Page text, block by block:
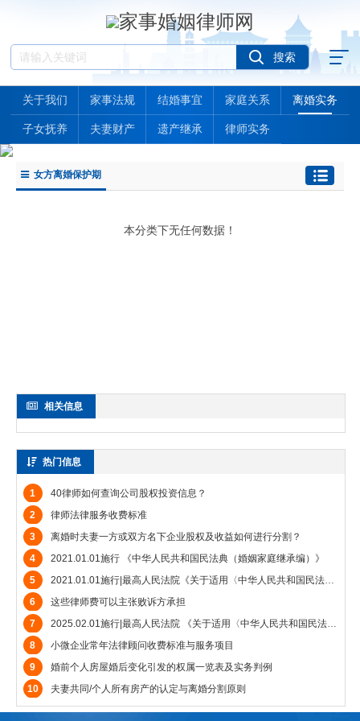
关于我们 家事法规 结婚事宜 家庭关系 离婚实务
子女抚养 夫妻财产 遗产继承 律师实务
女方离婚保护期
本分类下无任何数据！
相关信息
热门信息
1
40律师如何查询公司股权投资信息？
2
律师法律服务收费标准
3
离婚时夫妻一方或双方名下企业股权及收益如何进行分割？
4
2021.01.01施行 《中华人民共和国民法典（婚姻家庭继承编）》
5
2021.01.01施行|最高人民法院《关于适用〈中华人民共和国民法典〉婚姻家庭编的解释（一）》
6
这些律师费可以主张败诉方承担
7
2025.02.01施行|最高人民法院 《关于适用〈中华人民共和国民法典〉婚姻家庭编的解释（二）》
8
小微企业常年法律顾问收费标准与服务项目
9
婚前个人房屋婚后变化引发的权属一览表及实务判例
10
夫妻共同/个人所有房产的认定与离婚分割原则